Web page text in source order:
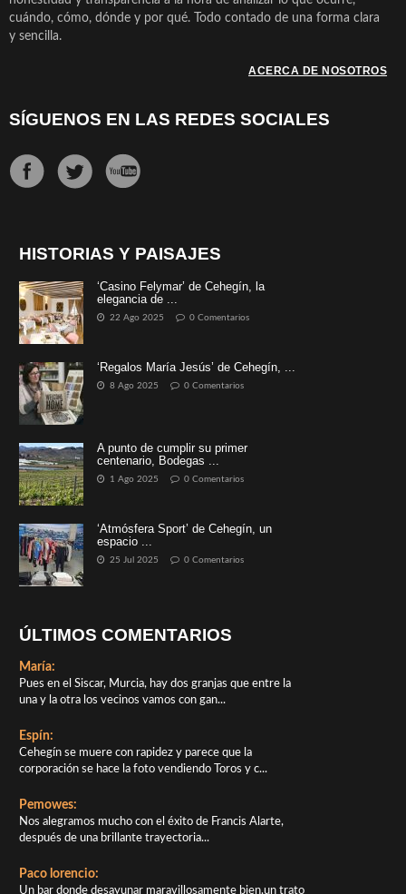
cuándo, cómo, dónde y por qué. Todo contado de una forma clara
y sencilla.
ACERCA DE NOSOTROS
SÍGUENOS EN LAS REDES SOCIALES
HISTORIAS Y PAISAJES
‘Casino Felymar’ de Cehegín, la
elegancia de ...
22 Ago 2025 0 Comentarios
‘Regalos María Jesús’ de Cehegín, ...
8 Ago 2025 0 Comentarios
A punto de cumplir su primer
centenario, Bodegas ...
1 Ago 2025 0 Comentarios
‘Atmósfera Sport’ de Cehegín, un
espacio ...
25 Jul 2025 0 Comentarios
ÚLTIMOS COMENTARIOS
María:
Pues en el Siscar, Murcia, hay dos granjas que entre la
una y la otra los vecinos vamos con gan...
Espín:
Cehegín se muere con rapidez y parece que la
corporación se hace la foto vendiendo Toros y c...
Pemowes:
Nos alegramos mucho con el éxito de Francis Alarte,
después de una brillante trayectoria...
Paco lorencio:
Un bar donde desayunar maravillosamente bien,un trato